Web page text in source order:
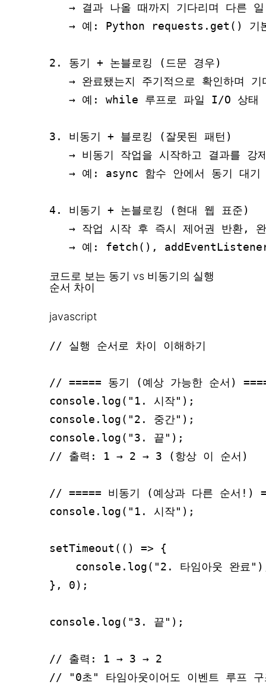
→ 결과 나올 때까지 기다리며 다른
→ 예: Python requests.get() 기
2. 동기 + 논블로킹 (드문 경우)
→ 완료됐는지 주기적으로 확인하며
→ 예: while 루프로 파일 I/O 상태
3. 비동기 + 블로킹 (잘못된 패턴)
→ 비동기 작업을 시작하고 결과를 강
→ 예: async 함수 안에서 동기 대기
4. 비동기 + 논블로킹 (현대 웹 표준)
→ 작업 시작 후 즉시 제어권 반환,
코드로 보는 동기 vs 비동기의 실행
순서 차이
javascript
// 실행 순서로 차이 이해하기
// ===== 동기 (예상 가능한 순서)
console.log("1. 시작");
console.log("2. 중간");
console.log("3. 끝");
// 출력: 1 → 2 → 3 (항상 이 순서)
// ===== 비동기 (예상과 다른 순서!)
console.log("1. 시작");
setTimeout(() => {
console.log("2. 타임아웃 완료
}, 0);
console.log("3. 끝");
// 출력: 1 → 3 → 2
// "0초" 타임아웃이어도 이벤트 루프